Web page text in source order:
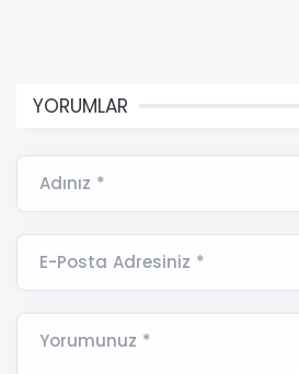
YORUMLAR
Adınız *
E-Posta Adresiniz *
Yorumunuz *